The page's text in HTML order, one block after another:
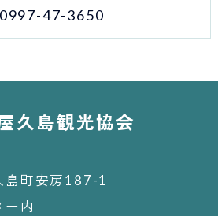
0997-47-3650
久島観光協会
島町安房187-1
内